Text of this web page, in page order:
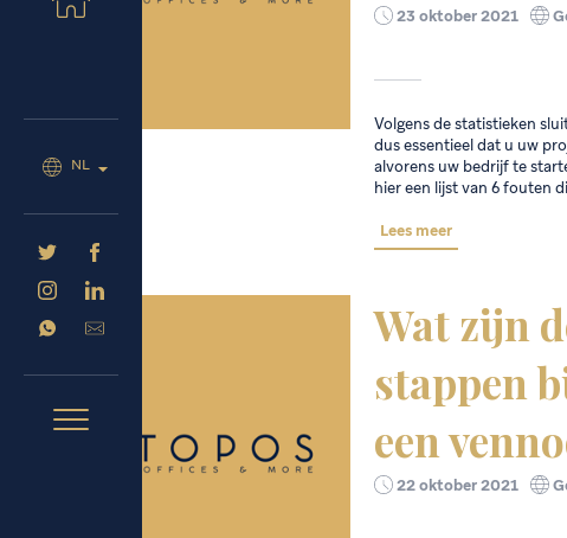
NL
23 oktober 2021
Volgens de statistieken
dus essentieel dat u uw
alvorens uw bedrijf te
hier een lijst van 6 fouten
Lees meer
Wat zijn
stappen
een
22 oktober 2021